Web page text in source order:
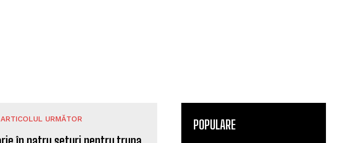
ARTICOLUL URMĂTOR POPULARE